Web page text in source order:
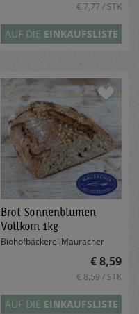
€ 7,77 / STK
AUF DIE EINKAUFSLISTE
Brot Sonnenblumen
Vollkorn 1kg
Biohofbäckerei Mauracher
€ 8,59
€ 8,59 / STK
AUF DIE EINKAUFSLISTE